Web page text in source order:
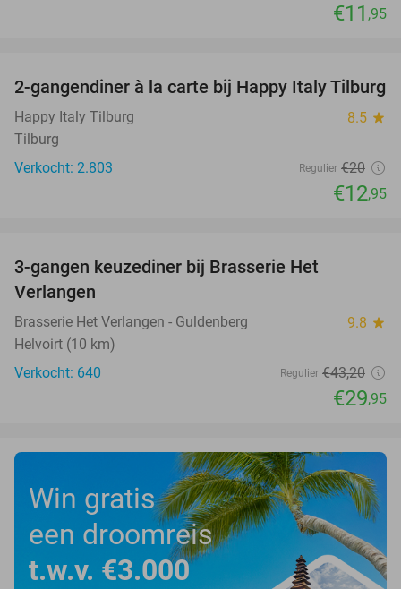
€11 ,95
35%
2-gangendiner à la carte bij Happy Italy Tilburg
Happy Italy Tilburg 8.5 star
Tilburg
Verkocht: 2.803
Regulier €20
€12,95
3-gangen keuzediner bij Brasserie Het
Verlangen
Brasserie Het Verlangen - Guldenberg 9.8 star
Helvoirt (10 km)
Verkocht: 640
Regulier €43,20
€29,95
Win gratis
een droomreis
t.w.v. €3.000